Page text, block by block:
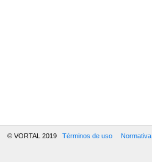
© VORTAL 2019 Términos de uso Normativa